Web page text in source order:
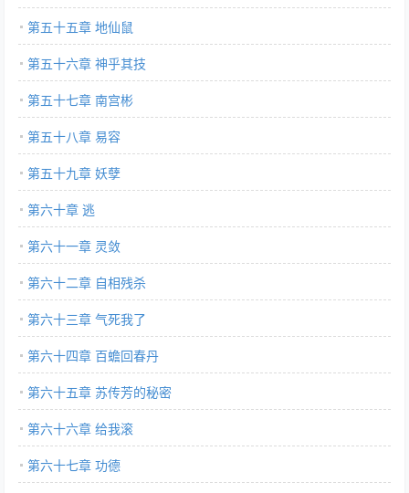
第五十五章 地仙鼠
第五十六章 神乎其技
第五十七章 南宫彬
第五十八章 易容
第五十九章 妖孽
第六十章 逃
第六十一章 灵敛
第六十二章 自相残杀
第六十三章 气死我了
第六十四章 百蟾回春丹
第六十五章 苏传芳的秘密
第六十六章 给我滚
第六十七章 功德